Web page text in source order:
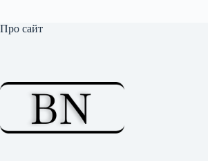
Про сайт